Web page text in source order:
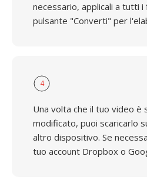
necessario, applicali a tutti i
pulsante "Converti" per
4
Una volta che il tuo video
modificato, puoi scaricarlo
altro dispositivo. Se
tuo account Dropbox o